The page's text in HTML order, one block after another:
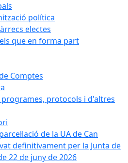
política
electes
que en forma part
Comptes
programes, protocols i d'altres
de la UA de Can
definitivament per la Junta de
22 de juny de 2026